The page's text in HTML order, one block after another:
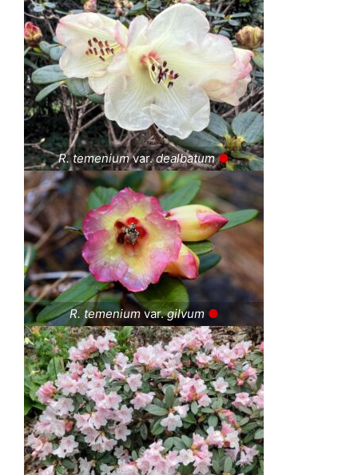
R. temeniumvar.dealbatum ●
R. temeniumvar.gilvum ●